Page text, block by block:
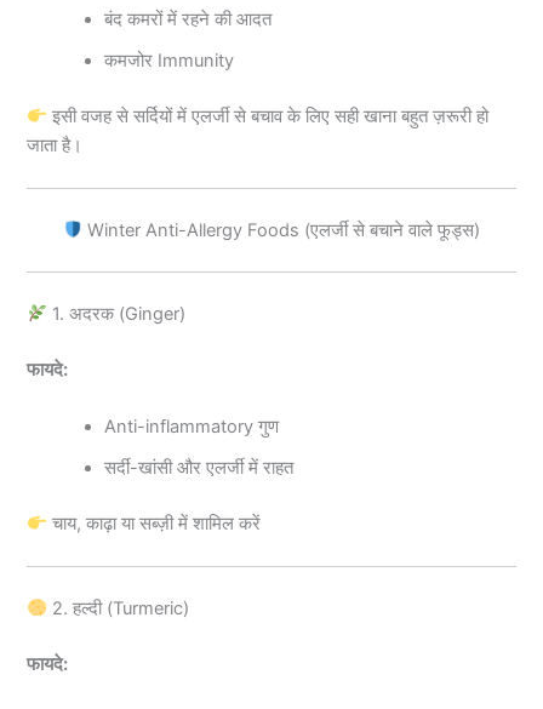
बंद कमरों में रहने की आदत
कमजोर Immunity
इसी वजह से सर्दियों में एलर्जी से बचाव के लिए सही खाना बहुत ज़रूरी हो
जाता है।
Winter Anti-Allergy Foods (एलर्जी से बचाने वाले फूड्स)
1. अदरक (Ginger)
फायदे:
Anti-inflammatory गुण
सर्दी-खांसी और एलर्जी में राहत
चाय, काढ़ा या सब्ज़ी में शामिल करें
2. हल्दी (Turmeric)
फायदे: